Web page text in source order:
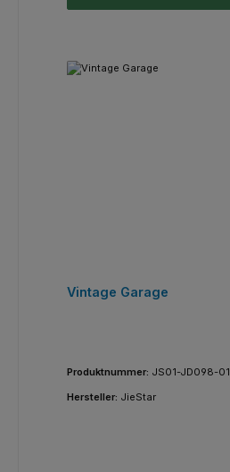
Vintage Garage
Produktnummer: JS01-JD098-01
Hersteller: JieStar